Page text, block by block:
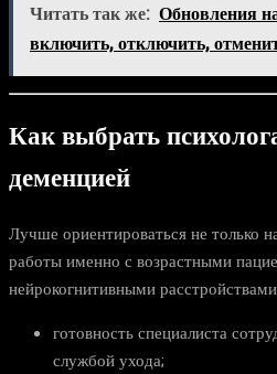
Читать так же: Обновления
включить, отключить,
Как выбрать
деменцией
Лучше ориентироваться не только
работы именно с возрастными
нейрокогнитивными
готовность специалиста
службой ухода;